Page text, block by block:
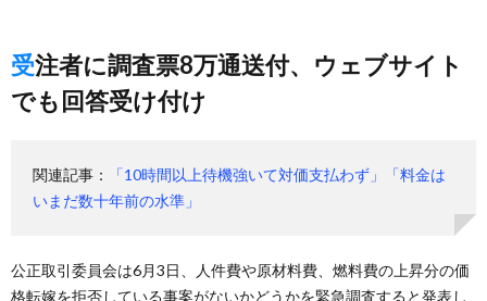
受注者に調査票8万通送付、ウェブサイト
でも回答受け付け
関連記事：
「10時間以上待機強いて対価支払わず」「料金は
いまだ数十年前の水準」
公正取引委員会は6月3日、人件費や原材料費、燃料費の上昇分の価
格転嫁を拒否している事案がないかどうかを緊急調査すると発表し